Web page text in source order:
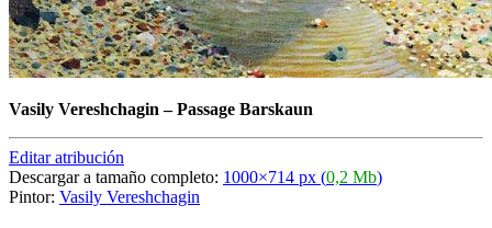
Vasily Vereshchagin –Passage Barskaun
Editar atribución
Descargar a tamaño completo: 1000×714 px (0,2 Mb)
Pintor: Vasily Vereshchagin